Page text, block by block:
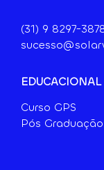
(31) 9 8297-
EDUCACIONAL
Curso GPS
Pós Graduação